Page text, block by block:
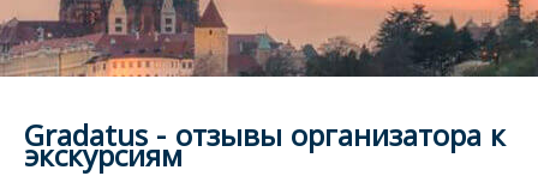
Gradatus - отзывы организатора к
экскурсиям